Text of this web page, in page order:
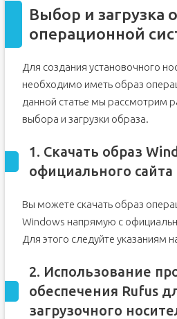
Выбор и загрузка
операционной
Для создания установочного
необходимо иметь образ
данной статье мы рассмотрим
выбора и загрузки образа.
1. Скачать образ
официального сайта
Вы можете скачать образ
Windows напрямую с
Для этого следуйте указаниям
2. Использование
обеспечения Rufus
загрузочного